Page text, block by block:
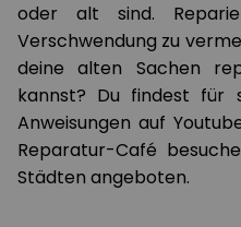
oder alt sind.
Verschwendung zu
deine alten Sachen
kannst? Du findest für
Anweisungen auf
Reparatur-Café
Städten angeboten.